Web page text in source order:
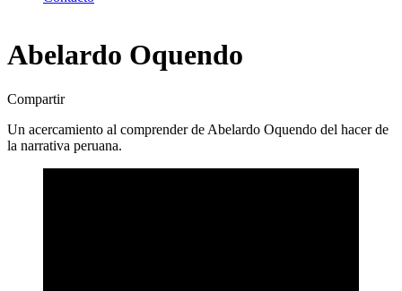
Abelardo Oquendo
Compartir
Un acercamiento al comprender de Abelardo Oquendo del hacer de
la narrativa peruana.